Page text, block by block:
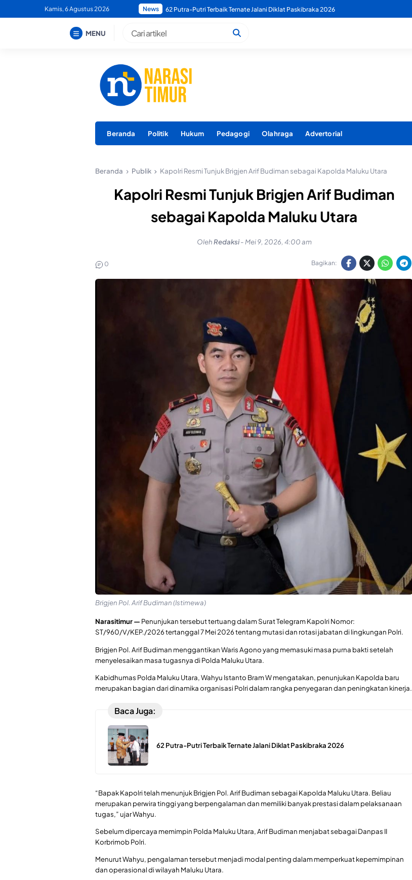
to
Kamis, 6 Agustus 2026 News Bupati Morotai Minta PDAM Benahi Pelayanan Air Bersih Secara Menyeluruh
MENU
Beranda Politik Hukum Pedagogi Olahraga Advertorial
Beranda Publik Kapolri Resmi Tunjuk Brigjen Arif Budiman sebagai Kapolda Maluku Utara
Kapolri Resmi Tunjuk Brigjen Arif Budiman
sebagai Kapolda Maluku Utara
OlehRedaksi - Mei 9, 2026, 4:00 am
0 Bagikan:
Brigjen Pol. Arif Budiman (Istimewa)
Narasitimur — Penunjukan tersebut tertuang dalam Surat Telegram Kapolri Nomor:
ST/960/V/KEP./2026 tertanggal 7 Mei 2026 tentang mutasi dan rotasi jabatan di lingkungan Polri.
Brigjen Pol. Arif Budiman menggantikan Waris Agono yang memasuki masa purna bakti setelah
menyelesaikan masa tugasnya di Polda Maluku Utara.
Kabidhumas Polda Maluku Utara, Wahyu Istanto Bram W mengatakan, penunjukan Kapolda baru
merupakan bagian dari dinamika organisasi Polri dalam rangka penyegaran dan peningkatan kinerja.
Baca Juga:
62 Putra-Putri Terbaik Ternate Jalani Diklat Paskibraka 2026
“Bapak Kapolri telah menunjuk Brigjen Pol. Arif Budiman sebagai Kapolda Maluku Utara. Beliau
merupakan perwira tinggi yang berpengalaman dan memiliki banyak prestasi dalam pelaksanaan
tugas,” ujar Wahyu.
Sebelum dipercaya memimpin Polda Maluku Utara, Arif Budiman menjabat sebagai Danpas II
Korbrimob Polri.
Menurut Wahyu, pengalaman tersebut menjadi modal penting dalam memperkuat kepemimpinan
dan operasional di wilayah Maluku Utara.